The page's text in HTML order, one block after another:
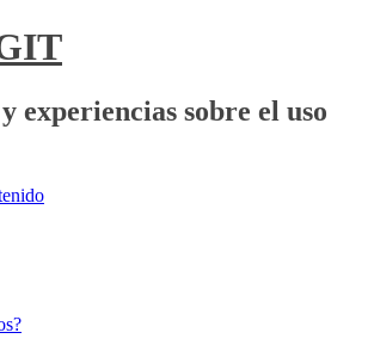
experiencias sobre el uso